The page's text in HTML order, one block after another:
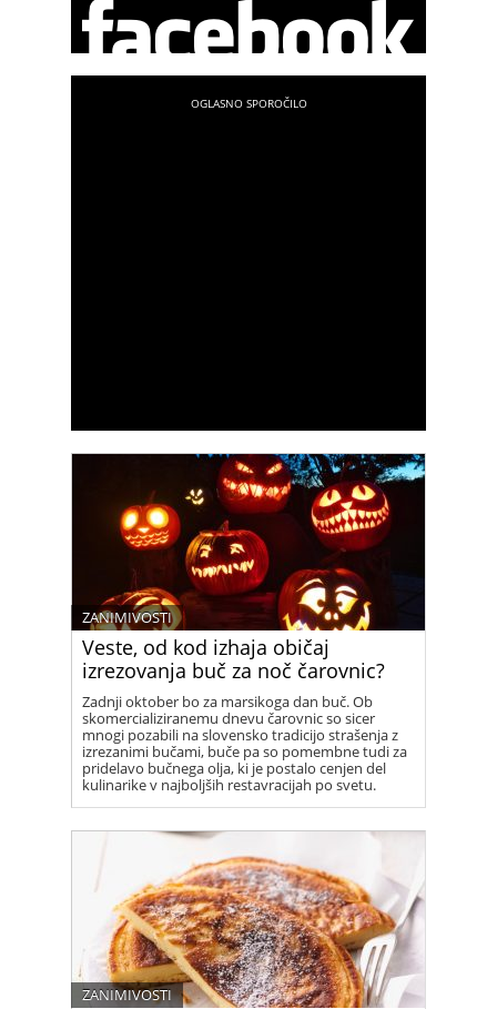
Veste, od kod izhaja običaj
izrezovanja buč za noč čarovnic?
ZANIMIVOSTI
Zadnji oktober bo za marsikoga dan buč. Ob
skomercializiranemu dnevu čarovnic so sicer
mnogi pozabili na slovensko tradicijo strašenja z
izrezanimi bučami, buče pa so pomembne tudi za
pridelavo bučnega olja, ki je postalo cenjen del
kulinarike v najboljših restavracijah po svetu.
ZANIMIVOSTI